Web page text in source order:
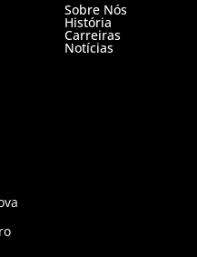
Sobre Nós
História
Carreiras
Notícias